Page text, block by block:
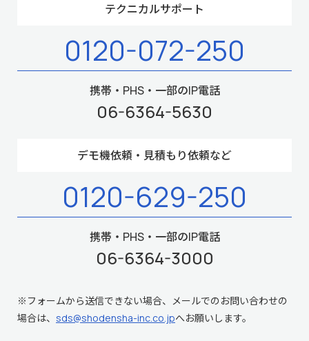
テクニカルサポート
0120-072-250
携帯・PHS・一部のIP電話
06-6364-5630
デモ機依頼・見積もり依頼など
0120-629-250
携帯・PHS・一部のIP電話
06-6364-3000
※フォームから送信できない場合、メールでのお問い合わせの
場合は、 sds@shodensha-inc.co.jpへお願いします。